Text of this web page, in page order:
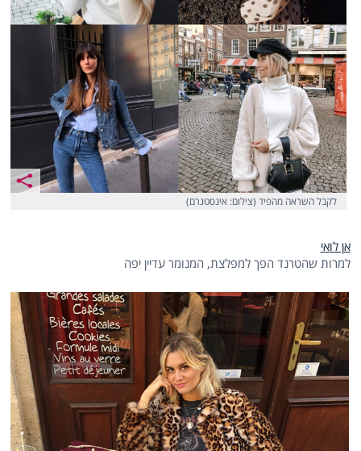
לקבל השראה מהפיד (צילום: אינסטגרם)
אן לואי
למרות שהטרנד הפך למפלצת, המנומר עדיין יפה